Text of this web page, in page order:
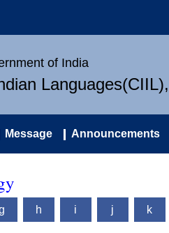
of India
Message Announcements
h i j k